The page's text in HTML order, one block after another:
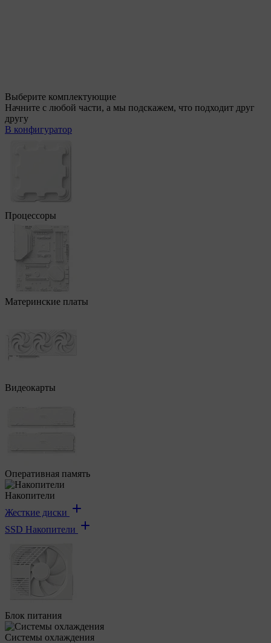
Выберите комплектующие
Начните с любой части, а мы подскажем, что подходит друг
другу
В конфигуратор
Процессоры
Материнские платы
Видеокарты
Оперативная память
Накопители
Жесткие диски
SSD Накопители
Блок питания
Системы охлаждения